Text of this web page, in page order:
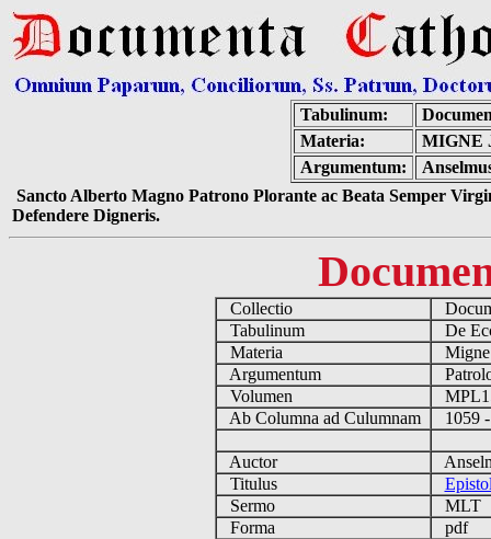
Tabulinum:
Materia:
MIGNE
Argumentum:
Sancto Alberto Magno Patrono Plorante ac Beata Semper
Defendere Digneris.
Collectio
Tabulinum
De
Materia
Argumentum
Volumen
Ab Columna ad Culumnam
1059
Auctor
Titulus
Sermo
MLT
Forma
pdf